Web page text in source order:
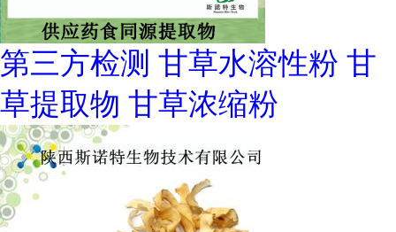
第三方检测 甘草水溶性粉 甘
草提取物 甘草浓缩粉